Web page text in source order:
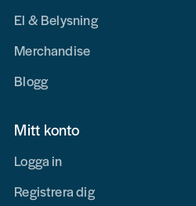
El & Belysning
Merchandise
Blogg
Mitt konto
Logga in
Registrera dig